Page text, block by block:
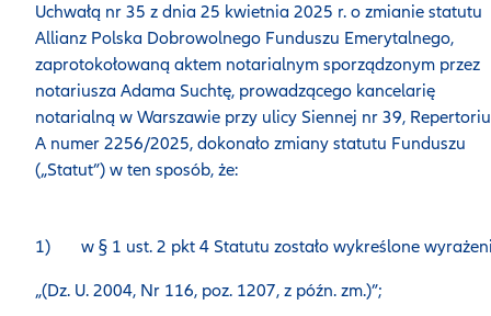
Uchwałą nr 35 z dnia 25 kwietnia 2025 r. o zmianie statutu
Allianz Polska Dobrowolnego Funduszu Emerytalnego,
zaprotokołowaną aktem notarialnym sporządzonym przez
notariusza Adama Suchtę, prowadzącego kancelarię
notarialną w Warszawie przy ulicy Siennej nr 39,
A numer 2256/2025, dokonało zmiany statutu Funduszu
(„Statut”) w ten sposób, że:
1) w § 1 ust. 2 pkt 4 Statutu zostało wykreślone
„(Dz. U. 2004, Nr 116, poz. 1207, z późn. zm.)”;